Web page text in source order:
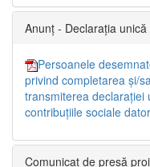
Anunț - Declarația unică
Persoanele
privind completarea și/
transmiterea declarației
contribuțiile sociale
Comunicat de presă